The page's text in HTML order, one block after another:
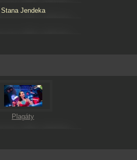
Jendeka
Plagáty